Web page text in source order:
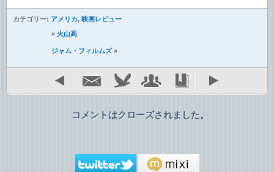
カテゴリー: アメリカ, 映画レビュー
« 火山高
ジャム・フィルムズ»
コメントはクローズされました。